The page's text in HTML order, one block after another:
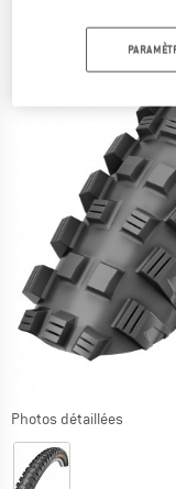
Photos détaillées